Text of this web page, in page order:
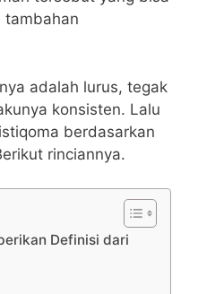
tambahan
adalah lurus, tegak
konsisten. Lalu
berdasarkan
rinciannya.
Definisi dari